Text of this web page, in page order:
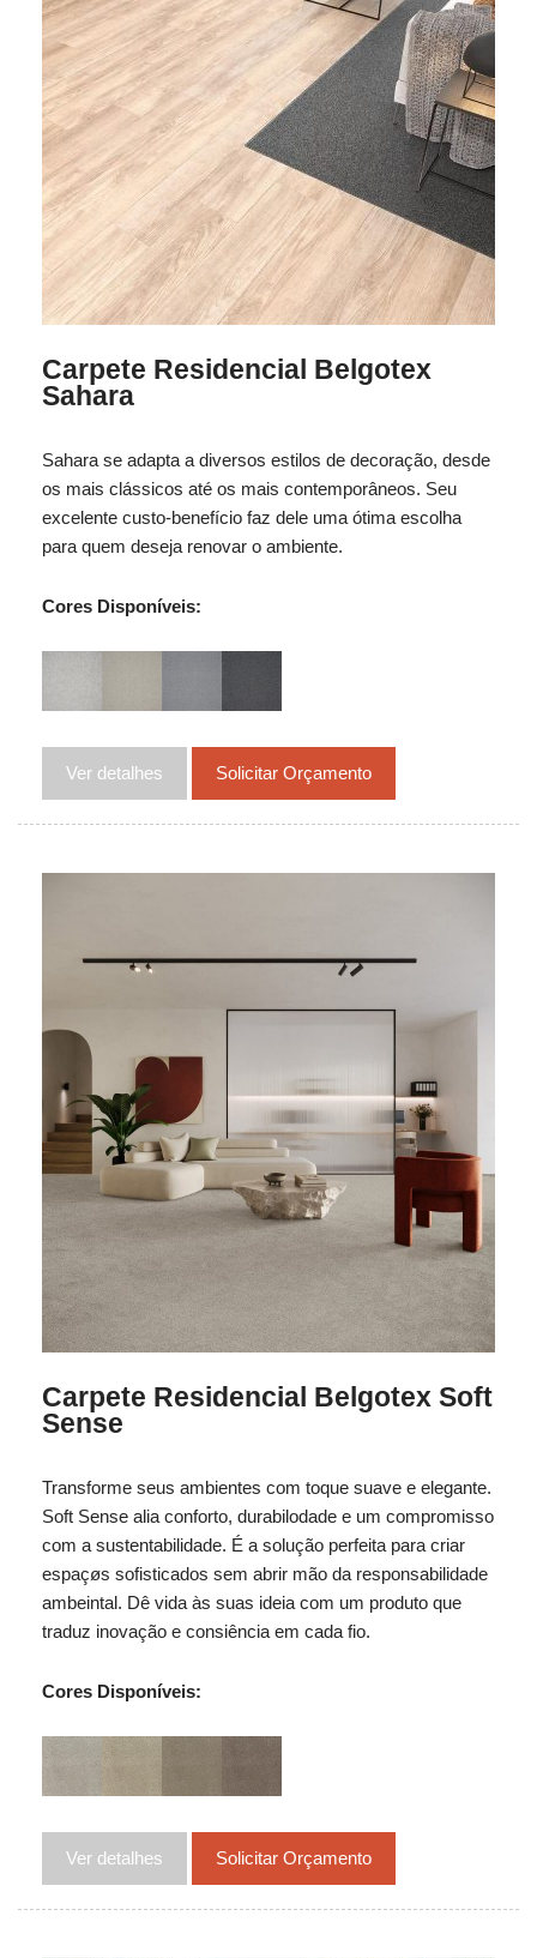
Carpete Residencial Belgotex
Sahara
Sahara se adapta a diversos estilos de decoração, desde
os mais clássicos até os mais contemporâneos. Seu
excelente custo-benefício faz dele uma ótima escolha
para quem deseja renovar o ambiente.
Cores Disponíveis:
Ver detalhes Solicitar Orçamento
Carpete Residencial Belgotex Soft
Sense
Transforme seus ambientes com toque suave e elegante.
Soft Sense alia conforto, durabilodade e um compromisso
com a sustentabilidade. É a solução perfeita para criar
espaçøs sofisticados sem abrir mão da responsabilidade
ambeintal. Dê vida às suas ideia com um produto que
traduz inovação e consiência em cada fio.
Cores Disponíveis:
Ver detalhes Solicitar Orçamento